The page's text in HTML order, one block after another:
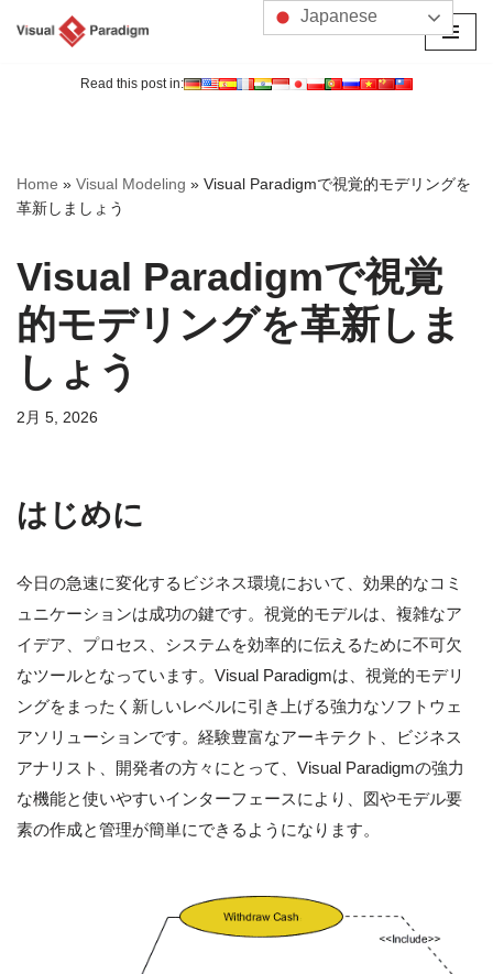
へ
ス
ッ
プ
Read this post in:
Home » Visual Modeling » Visual Paradigmで視覚的モデリングを
革新しましょう
Visual Paradigmで視覚
的モデリングを革新しま
しょう
2月 5, 2026
はじめに
今日の急速に変化するビジネス環境において、効果的なコミ
ュニケーションは成功の鍵です。視覚的モデルは、複雑なア
イデア、プロセス、システムを効率的に伝えるために不可欠
なツールとなっています。Visual Paradigmは、視覚的モデリ
ングをまったく新しいレベルに引き上げる強力なソフトウェ
アソリューションです。経験豊富なアーキテクト、ビジネス
アナリスト、開発者の方々にとって、Visual Paradigmの強力
な機能と使いやすいインターフェースにより、図やモデル要
素の作成と管理が簡単にできるようになります。
Japanese